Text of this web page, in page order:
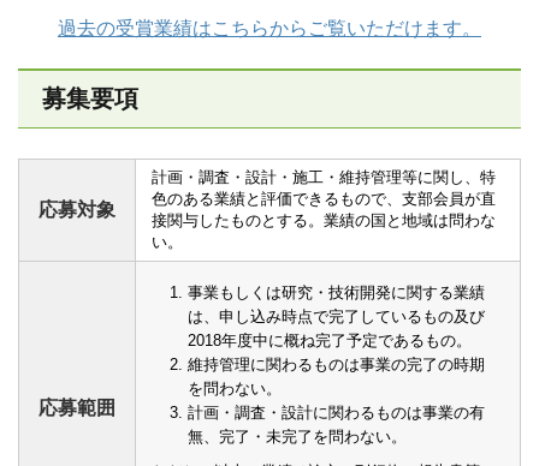
過去の受賞業績はこちらからご覧いただけます。
募集要項
応募対象
計画・調査・設計・施工・維持管理等に関し、特
色のある業績と評価できるもので、支部会員が直
接関与したものとする。業績の国と地域は問わな
い。
応募範囲
事業もしくは研究・技術開発に関する業績
は、申し込み時点で完了しているもの及び
2018年度中に概ね完了予定であるもの。
維持管理に関わるものは事業の完了の時期
を問わない。
計画・調査・設計に関わるものは事業の有
無、完了・未完了を問わない。